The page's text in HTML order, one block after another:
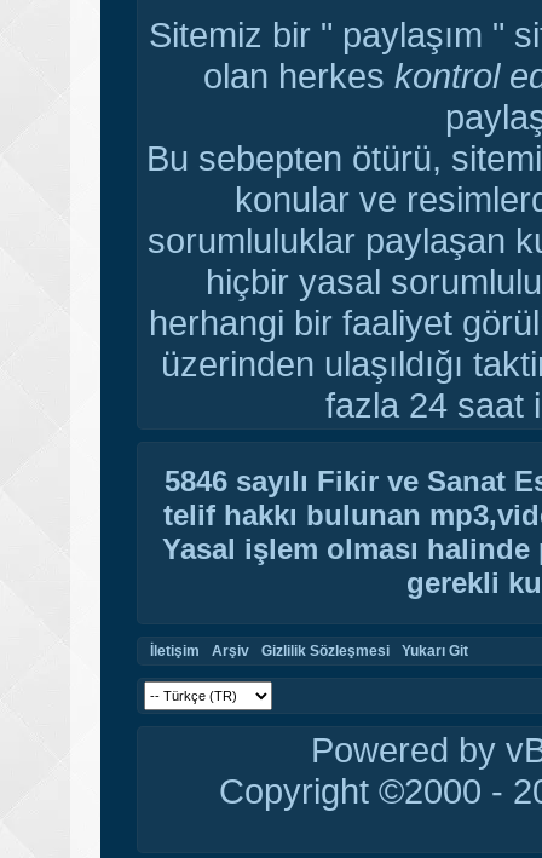
Sitemiz bir " paylaşım "
olan herkes kontrol
Bu sebepten ötürü,
konular ve
sorumluluklar paylaşan
hiçbir yasal
herhangi bir faaliyet
üzerinden ulaşıldığı
fazla 24 saat
5846 sayılı Fikir ve Sanat
telif hakkı bulunan
Yasal işlem olması
gerekli
İletişim Arşiv Gizlilik Sözleşmesi Yukarı Git
Powered by
Copyright ©2000 -